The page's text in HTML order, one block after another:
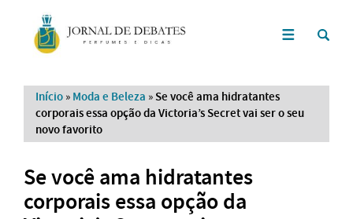
Início » Moda e Beleza » Se você ama hidratantes
corporais essa opção da Victoria’s Secret vai ser o seu
novo favorito
Se você ama hidratantes
corporais essa opção da